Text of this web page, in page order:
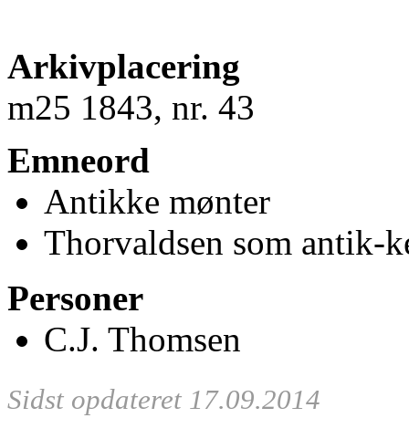
Arkivplacering
m25 1843, nr. 43
Emneord
Antikke mønter
Thorvaldsen som antik-
Personer
C.J. Thomsen
Sidst opdateret 17.09.2014